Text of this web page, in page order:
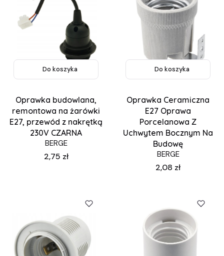
Do koszyka
Oprawka budowlana,
remontowa na żarówki
E27, przewód z nakrętką
230V CZARNA
BERGE
Cena
2,75 zł
Do koszyka
Oprawka Ceramiczna
E27 Oprawa
Porcelanowa Z
Uchwytem Bocznym Na
Budowę
BERGE
Cena
2,08 zł